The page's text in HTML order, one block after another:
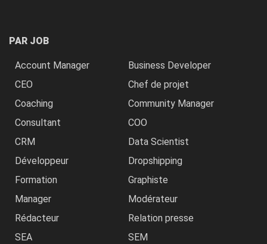
PAR JOB
Account Manager
Business Developer
CEO
Chef de projet
Coaching
Community Manager
Consultant
COO
CRM
Data Scientist
Développeur
Dropshipping
Formation
Graphiste
Manager
Modérateur
Rédacteur
Relation presse
SEA
SEM